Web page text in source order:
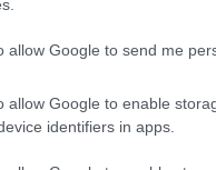
allow Google to send me
allow Google to enable
identifiers in apps.
e ricevi le nostre email